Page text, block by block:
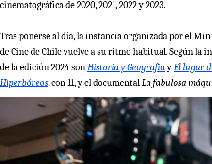
cinematográfica de 2020, 2021, 2022 y 2023.
Tras ponerse al día, la instancia organizada por el
de Cine de Chile vuelve a su ritmo habitual. Según la
de la edición 2024 sonHistoria y GeografíayEl lugar
Hiperbóreos, con 11, y el documentalLa fabulosa